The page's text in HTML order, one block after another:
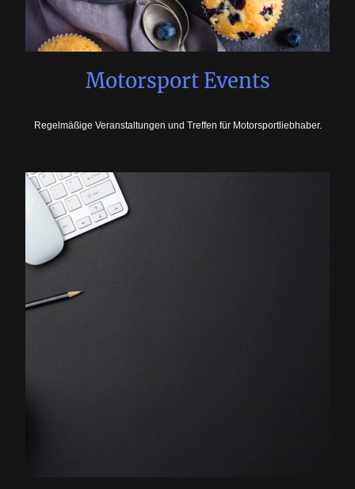
Motorsport Events
Regelmäßige Veranstaltungen und Treffen für Motorsportliebhaber.